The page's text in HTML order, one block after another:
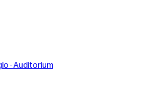
- Auditorium